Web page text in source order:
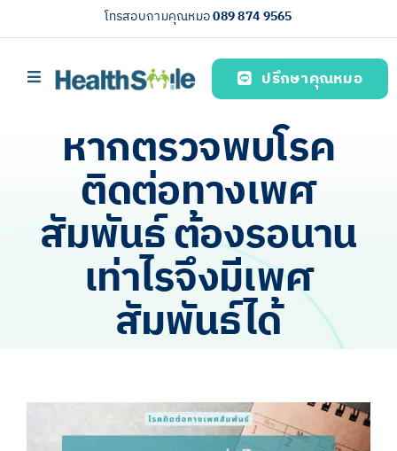
to
โทรสอบถามคุณหมอ089 874 9565
Toggle
บริการของเรา (Our services)
ความรู้สุขภาพ
เกี่ยวกับเรา
ปรึกษาคุณหมอ
หากตรวจพบโรค
ติดต่อทางเพศ
สัมพันธ์ ต้องรอนาน
เท่าไรจึงมีเพศ
สัมพันธ์ได้